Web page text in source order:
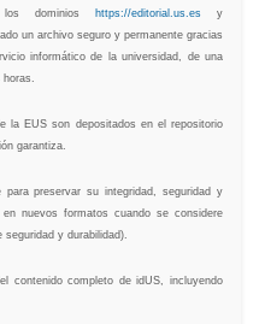
los dominios https://editorial.us.es y
un archivo seguro y permanente gracias
informático de la universidad, de una
horas.
la EUS son depositados en el repositorio
garantiza.
para preservar su integridad, seguridad y
nuevos formatos cuando se considere
y durabilidad).
contenido completo de idUS, incluyendo